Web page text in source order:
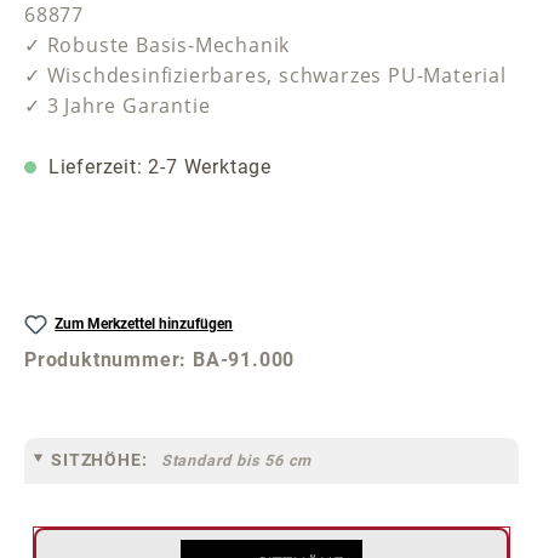
68877
✓ Robuste Basis-Mechanik
✓ Wischdesinfizierbares, schwarzes PU-Material
✓ 3 Jahre Garantie
Lieferzeit: 2-7 Werktage
Zum Merkzettel hinzufügen
Produktnummer: BA-91.000
SITZHÖHE: Standard bis 56 cm